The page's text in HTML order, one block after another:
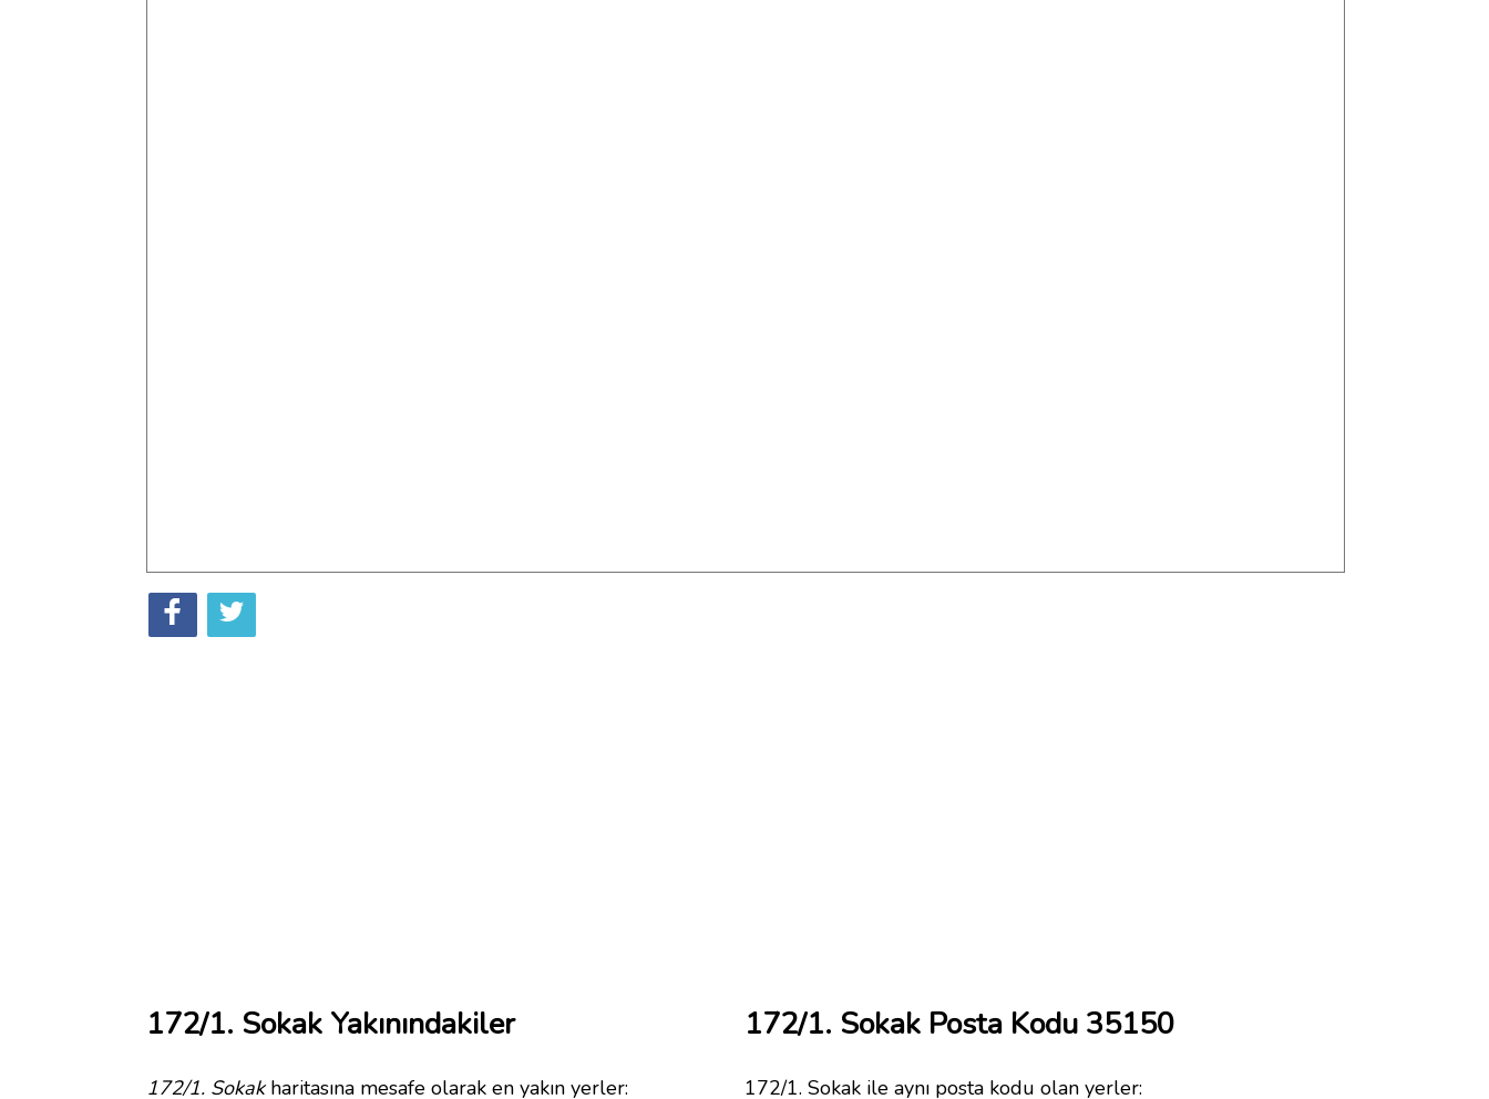
172/1. Sokak Yakınındakiler
172/1. Sokakharitasına mesafe olarak en yakın yerler:
172/1. Sokak Posta Kodu 35150
172/1. Sokak ile aynı posta kodu olan yerler: